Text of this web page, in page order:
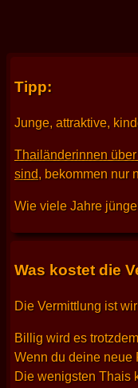
Tipp:
Junge, attraktive,
Thailänderinnen
sind, bekommen nur
Wie viele Jahre
Was kostet die
Die Vermittlung ist
Billig wird es
Wenn du deine neue
Die wenigsten Thais